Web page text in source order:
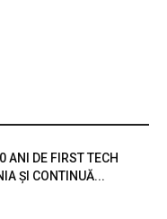
ANI DE FIRST TECH
ȘI CONTINUĂ...